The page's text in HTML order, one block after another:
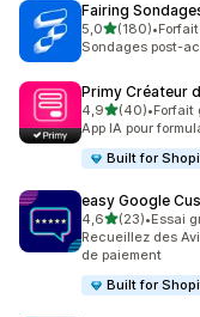
Fairing
5,0étoile(s) sur 5
(180)
180 avis au total
•
Sondages post-
Primy Créateur
4,9étoile(s) sur 5
(40)
40 avis au total
•Forfait
App IA pour
Built for
easy Google
4,6étoile(s) sur 5
(23)
23 avis au total
•Essai
Recueillez des
de paiement
Built for